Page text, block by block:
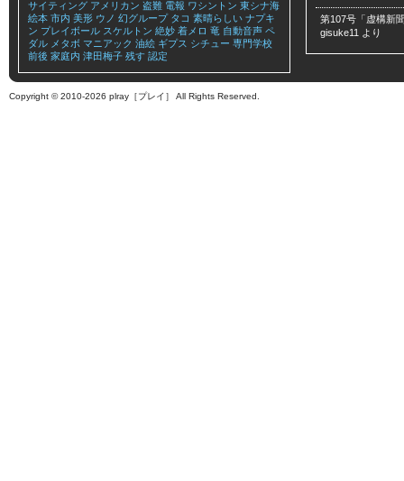
サイティング アメリカン 盗難 電報 ワシントン 東シナ海
絵本 市内 美形 ウノ 幻グループ タコ 素晴らしい ナプキ
ン プレイボール スケルトン 絶妙 着メロ 竜 自動音声 ペ
ダル メタボ マニアック 油絵 ギプス シチュー 専門学校
前後 家庭内 津田梅子 残す 認定
第107号「虚構新
gisuke11 より
Copyright © 2010-2026 plray［プレイ］ All Rights Reserved.